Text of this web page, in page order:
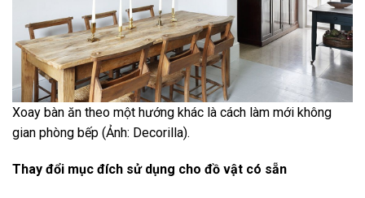
Xoay bàn ăn theo một hướng khác là cách làm mới không
gian phòng bếp (Ảnh: Decorilla).
Thay đổi mục đích sử dụng cho đồ vật có sẵn